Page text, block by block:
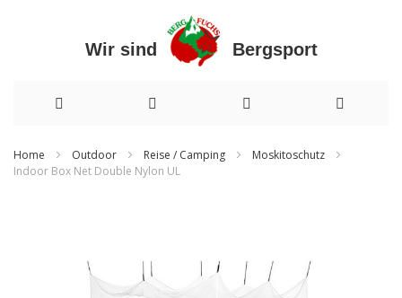
Wir sind Bergsport
zum
Home Outdoor Reise / Camping
Moskitoschutz
Indoor Box Net Double Nylon UL